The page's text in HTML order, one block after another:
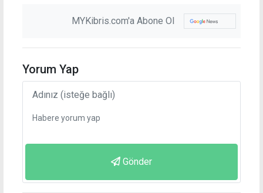
MYKibris.com'a Abone Ol
Yorum Yap
Gönder